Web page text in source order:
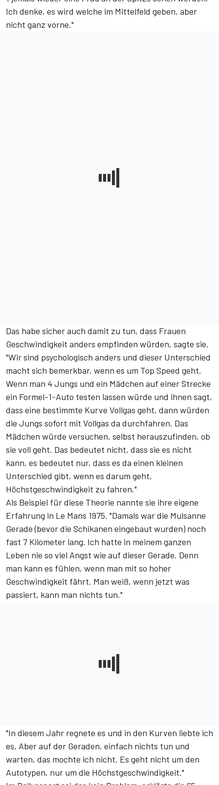
Ich denke, es wird welche im Mittelfeld geben, aber
nicht ganz vorne."
Das habe sicher auch damit zu tun, dass Frauen
Geschwindigkeit anders empfinden würden, sagte sie.
"Wir sind psychologisch anders und dieser Unterschied
macht sich bemerkbar, wenn es um Top Speed geht.
Wenn man 4 Jungs und ein Mädchen auf einer Strecke
ein Formel-1-Auto testen lassen würde und ihnen sagt,
dass eine bestimmte Kurve Vollgas geht, dann würden
die Jungs sofort mit Vollgas da durchfahren. Das
Mädchen würde versuchen, selbst herauszufinden, ob
sie voll geht. Das bedeutet nicht, dass sie es nicht
kann, es bedeutet nur, dass es da einen kleinen
Unterschied gibt, wenn es darum geht,
Höchstgeschwindigkeit zu fahren."
Als Beispiel für diese Theorie nannte sie ihre eigene
Erfahrung in Le Mans 1975. "Damals war die Mulsanne
Gerade (bevor die Schikanen eingebaut wurden) noch
fast 7 Kilometer lang. Ich hatte in meinem ganzen
Leben nie so viel Angst wie auf dieser Gerade. Denn
man kann es fühlen, wenn man mit so hoher
Geschwindigkeit fährt. Man weiß, wenn jetzt was
passiert, kann man nichts tun."
"In diesem Jahr regnete es und in den Kurven liebte ich
es, Aber auf der Geraden, einfach nichts tun und
warten, das mochte ich nicht. Es geht nicht um den
Autotypen, nur um die Höchstgeschwindigkeit."